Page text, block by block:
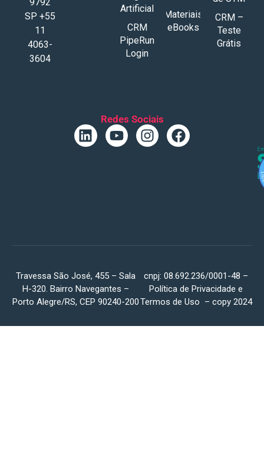
SP +55
11
4063-
3604
Artificial
CRM
PipeRun
Login
Materiais
eBooks
CRM –
Teste
Grátis
Redes Sociais
Travessa São José, 455 – Sala
H-320. Bairro Navegantes –
Porto Alegre/RS, CEP 90240-200
cnpj: 08.692.236/0001-48 –
Política de Privacidade e
Termos de Uso – copy 2024